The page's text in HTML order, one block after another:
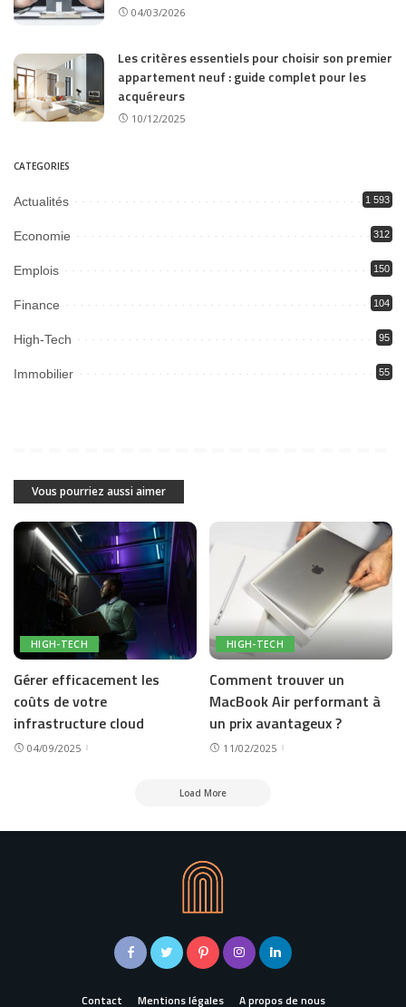
04/03/2026
Les critères essentiels pour choisir son premier
appartement neuf : guide complet pour les
acquéreurs
10/12/2025
CATEGORIES
Actualités 1 593
Economie 312
Emplois 150
Finance 104
High-Tech 95
Immobilier 55
Vous pourriez aussi aimer
HIGH-TECH
Gérer efficacement les
coûts de votre
infrastructure cloud
04/09/2025
HIGH-TECH
Comment trouver un
MacBook Air performant à
un prix avantageux ?
11/02/2025
Load More
Contact Mentions légales A propos de nous